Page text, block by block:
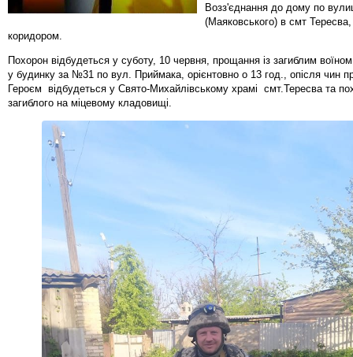
Возз'єднання до дому по
(Маяковського) в смт
коридором.
Похорон відбудеться у суботу, 10 червня, прощання із загиблим
у будинку за №31 по вул. Приймака, орієнтовно о 13 год., опісля чин
Героєм відбудеться у Свято-Михайлівському храмі смт.Тересва та
загиблого на міцевому кладовищі.